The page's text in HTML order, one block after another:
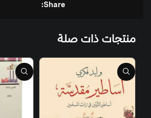
Share:
منتجات ذات صلة